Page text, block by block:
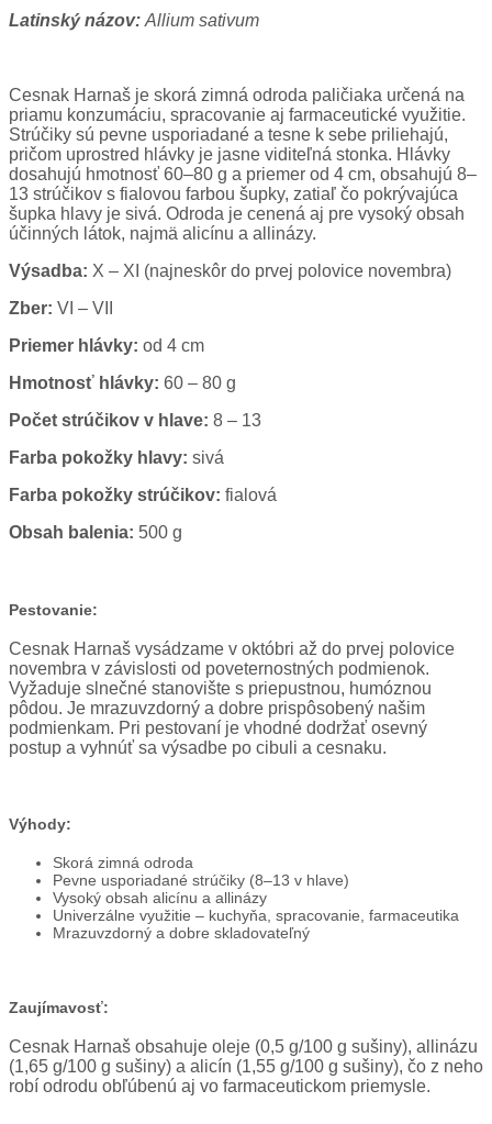
Latinský názov: Allium sativum
Cesnak Harnaš je skorá zimná odroda paličiaka určená na
priamu konzumáciu, spracovanie aj farmaceutické využitie.
Strúčiky sú pevne usporiadané a tesne k sebe priliehajú,
pričom uprostred hlávky je jasne viditeľná stonka. Hlávky
dosahujú hmotnosť 60–80 g a priemer od 4 cm, obsahujú 8–
13 strúčikov s fialovou farbou šupky, zatiaľ čo pokrývajúca
šupka hlavy je sivá. Odroda je cenená aj pre vysoký obsah
účinných látok, najmä alicínu a allinázy.
Výsadba: X – XI (najneskôr do prvej polovice novembra)
Zber: VI – VII
Priemer hlávky: od 4 cm
Hmotnosť hlávky: 60 – 80 g
Počet strúčikov v hlave: 8 – 13
Farba pokožky hlavy: sivá
Farba pokožky strúčikov: fialová
Obsah balenia: 500 g
Pestovanie:
Cesnak Harnaš vysádzame v októbri až do prvej polovice
novembra v závislosti od poveternostných podmienok.
Vyžaduje slnečné stanovište s priepustnou, humóznou
pôdou. Je mrazuvzdorný a dobre prispôsobený našim
podmienkam. Pri pestovaní je vhodné dodržať osevný
postup a vyhnúť sa výsadbe po cibuli a cesnaku.
Výhody:
Skorá zimná odroda
Pevne usporiadané strúčiky (8–13 v hlave)
Vysoký obsah alicínu a allinázy
Univerzálne využitie – kuchyňa, spracovanie, farmaceutika
Mrazuvzdorný a dobre skladovateľný
Zaujímavosť:
Cesnak Harnaš obsahuje oleje (0,5 g/100 g sušiny), allinázu
(1,65 g/100 g sušiny) a alicín (1,55 g/100 g sušiny), čo z neho
robí odrodu obľúbenú aj vo farmaceutickom priemysle.